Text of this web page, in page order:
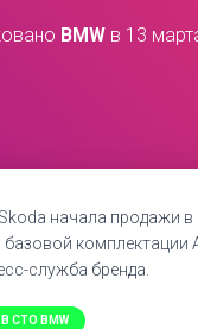
BMWв 13
начала продажи в
комплектации
служба бренда.
СТО BMW